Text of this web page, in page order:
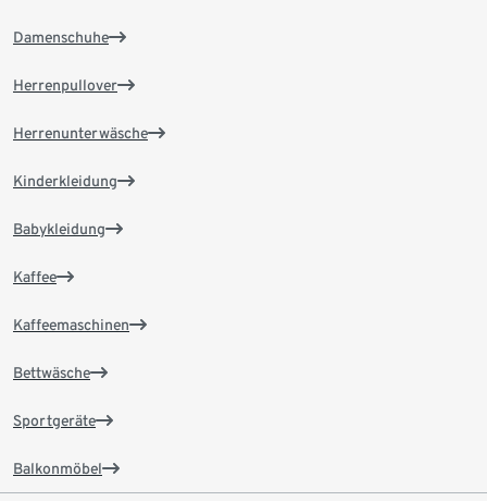
Damenschuhe
Herrenpullover
Herrenunterwäsche
Kinderkleidung
Babykleidung
Kaffee
Kaffeemaschinen
Bettwäsche
Sportgeräte
Balkonmöbel